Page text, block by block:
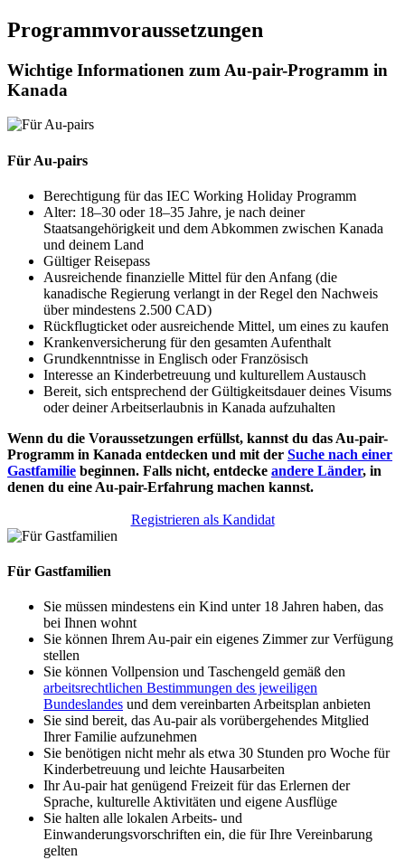
Programmvoraussetzungen
Wichtige Informationen zum Au-pair-Programm in
Kanada
Für Au-pairs
Berechtigung für das IEC Working Holiday Programm
Alter: 18–30 oder 18–35 Jahre, je nach deiner
Staatsangehörigkeit und dem Abkommen zwischen Kanada
und deinem Land
Gültiger Reisepass
Ausreichende finanzielle Mittel für den Anfang (die
kanadische Regierung verlangt in der Regel den Nachweis
über mindestens 2.500 CAD)
Rückflugticket oder ausreichende Mittel, um eines zu kaufen
Krankenversicherung für den gesamten Aufenthalt
Grundkenntnisse in Englisch oder Französisch
Interesse an Kinderbetreuung und kulturellem Austausch
Bereit, sich entsprechend der Gültigkeitsdauer deines Visums
oder deiner Arbeitserlaubnis in Kanada aufzuhalten
Wenn du die Voraussetzungen erfüllst, kannst du das Au-pair-
Programm in Kanada entdecken und mit der Suche nach einer
Gastfamilie beginnen. Falls nicht, entdecke andere Länder, in
denen du eine Au-pair-Erfahrung machen kannst.
Registrieren als Kandidat
Für Gastfamilien
Sie müssen mindestens ein Kind unter 18 Jahren haben, das
bei Ihnen wohnt
Sie können Ihrem Au-pair ein eigenes Zimmer zur Verfügung
stellen
Sie können Vollpension und Taschengeld gemäß den
arbeitsrechtlichen Bestimmungen des jeweiligen
Bundeslandes und dem vereinbarten Arbeitsplan anbieten
Sie sind bereit, das Au-pair als vorübergehendes Mitglied
Ihrer Familie aufzunehmen
Sie benötigen nicht mehr als etwa 30 Stunden pro Woche für
Kinderbetreuung und leichte Hausarbeiten
Ihr Au-pair hat genügend Freizeit für das Erlernen der
Sprache, kulturelle Aktivitäten und eigene Ausflüge
Sie halten alle lokalen Arbeits- und
Einwanderungsvorschriften ein, die für Ihre Vereinbarung
gelten